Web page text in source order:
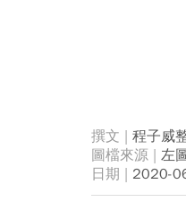
程子威
左
2020-